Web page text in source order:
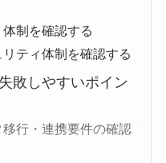
制を確認する
ティ体制を確認する
敗しやすいポイン
行・連携要件の確認